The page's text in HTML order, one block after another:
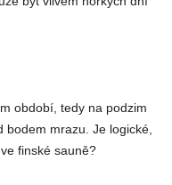
období, tedy na podzim
mrazu. Je logické,
finské sauně?